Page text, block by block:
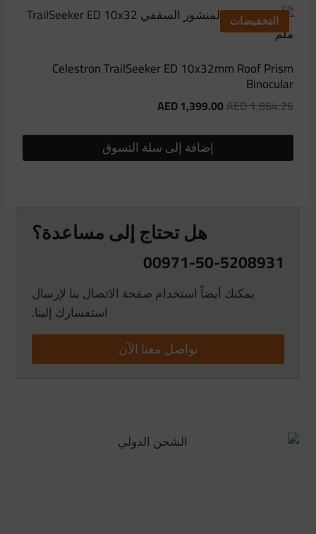
التخفيضات
Celestron TrailSeeker ED 10x32mm Roof Prism
Binocular
AED1,864.26
السعر
1,864.26
AED.
AED1,399.00
السعر
هو:
1,399.00
إضافة إلى سلة التسوق
هل تحتاج إلى مساعدة؟
00971-50-5208931
يمكنك أيضاً استخدام صفحة الاتصال بنا لإرسال
استفسارك إلينا.
تواصل معنا الآن